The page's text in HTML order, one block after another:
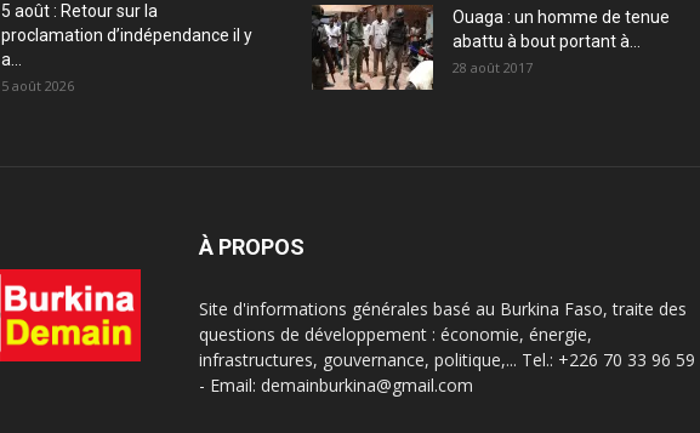
5 août : Retour sur la
proclamation d’indépendance il y
a...
5 août 2026
Ouaga : un homme de tenue
abattu à bout portant à...
28 août 2017
À PROPOS
Site d'informations générales basé au Burkina Faso, traite des
questions de développement : économie, énergie,
infrastructures, gouvernance, politique,... Tel.: +226 70 33 96 59
- Email: demainburkina@gmail.com